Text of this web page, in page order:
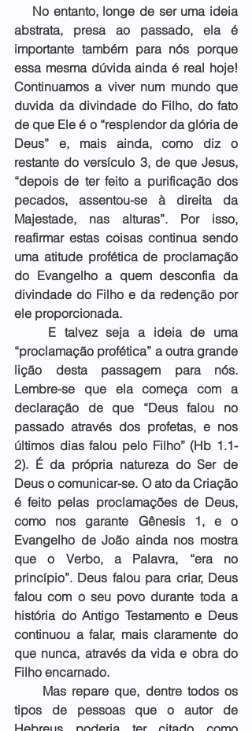
No entanto, longe de ser uma ideia
abstrata, presa ao passado, ela é
importante também para nós porque
essa mesma dúvida ainda é real hoje!
Continuamos a viver num mundo que
duvida da divindade do Filho, do fato
de que Ele é o “resplendor da glória de
Deus” e, mais ainda, como diz o
restante do versículo 3, de que Jesus,
“depois de ter feito a purificação dos
pecados, assentou-se à direita da
Majestade, nas alturas”. Por isso,
reafirmar estas coisas continua sendo
uma atitude profética de proclamação
do Evangelho a quem desconfia da
divindade do Filho e da redenção por
ele proporcionada.
E talvez seja a ideia de uma
“proclamação profética” a outra grande
lição desta passagem para nós.
Lembre-se que ela começa com a
declaração de que “Deus falou no
passado através dos profetas, e nos
últimos dias falou pelo Filho” (Hb 1.1-
2). É da própria natureza do Ser de
Deus o comunicar-se. O ato da Criação
é feito pelas proclamações de Deus,
como nos garante Gênesis 1, e o
Evangelho de João ainda nos mostra
que o Verbo, a Palavra, “era no
princípio”. Deus falou para criar, Deus
falou com o seu povo durante toda a
história do Antigo Testamento e Deus
continuou a falar, mais claramente do
que nunca, através da vida e obra do
Filho encarnado.
Mas repare que, dentre todos os
tipos de pessoas que o autor de